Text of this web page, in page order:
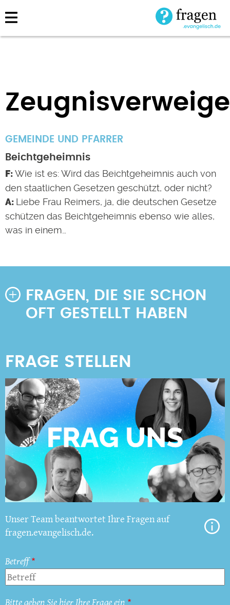
Direkt
zum
GEMEINDE UND PFARRER
Beichtgeheimnis
Wie ist es: Wird das Beichtgeheimnis auch von
den staatlichen Gesetzen geschützt, oder nicht?
Liebe Frau Reimers, ja, die deutschen Gesetze
schützen das Beichtgeheimnis ebenso wie alles,
was in einem…
FRAGEN, DIE SIE SCHON
OFT GESTELLT HABEN
Unser Team beantwortet Ihre Fragen auf
fragen.evangelisch.de.
Betreff
Bitte geben Sie hier Ihre Frage ein